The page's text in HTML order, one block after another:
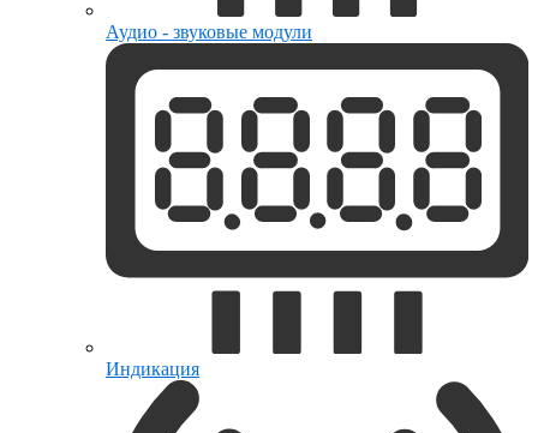
Аудио - звуковые модули
Индикация